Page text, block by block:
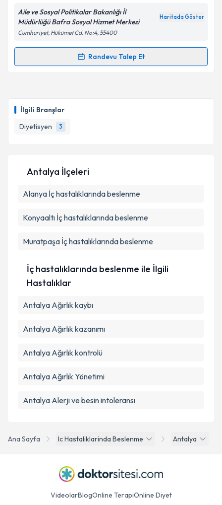
İlgili Branşlar
Diyetisyen
3
kapsamda işlenmesini kabul ediyorum.
Aile ve Sosyal Politikalar Bakanlığı İl
Müdürlüğü Bafra Sosyal Hizmet Merkezi
Haritada Göster
Cumhuriyet, Hükümet Cd. No:4, 55400
Randevu Talep Et
Randevu Takvimi Talebi
takvim hazırlandığında e-posta ile bilgilendireceğiz.
E-posta Adresiniz
Metni'ni okudum ve kişisel verilerimin belirtilen
Ana Sayfa Ic Hastaliklarinda Beslenme Antalya
Antalya İlçeleri
Alanya İç hastalıklarında beslenme
Konyaaltı İç hastalıklarında beslenme
Muratpaşa İç hastalıklarında beslenme
İç hastalıklarında beslenme ile İlgili
Hastalıklar
Antalya Ağırlık kaybı
Antalya Ağırlık kazanımı
Antalya Ağırlık kontrolü
Antalya Ağırlık Yönetimi
Antalya Alerji ve besin intoleransı
VideolarBlogOnline TerapiOnline Diyet